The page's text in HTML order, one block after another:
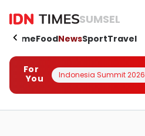
SUMSEL
HomeFoodNewsSportTravel
For
You
Indonesia Summit 2026